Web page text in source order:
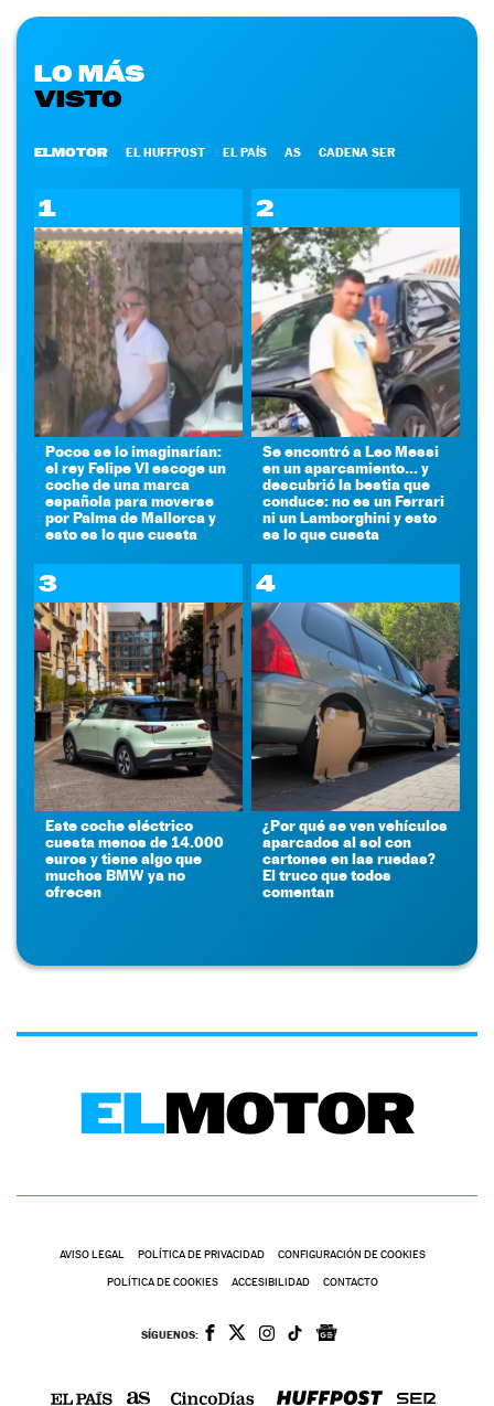
LO MÁS
VISTO
ELMOTOR EL HUFFPOST EL PAÍS AS CADENA SER
1
Pocos se lo imaginarían:
el rey Felipe VI escoge un
coche de una marca
española para moverse
por Palma de Mallorca y
esto es lo que cuesta
2
Se encontró a Leo Messi
en un aparcamiento... y
descubrió la bestia que
conduce: no es un Ferrari
ni un Lamborghini y esto
es lo que cuesta
3
Este coche eléctrico
cuesta menos de 14.000
euros y tiene algo que
muchos BMW ya no
ofrecen
4
¿Por qué se ven vehículos
aparcados al sol con
cartones en las ruedas?
El truco que todos
comentan
AVISO LEGAL POLÍTICA DE PRIVACIDAD CONFIGURACIÓN DE COOKIES
POLÍTICA DE COOKIES ACCESIBILIDAD CONTACTO
SÍGUENOS: